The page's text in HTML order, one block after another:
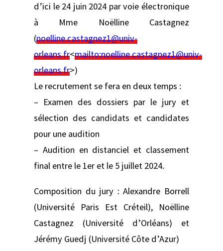
d’ici le 24 juin 2024 par voie électronique
à Mme Noëlline Castagnez
(noelline.castagnez1@univ-
orleans.fr<mailto:noelline.castagnez1@univ-
orleans.fr>)
Le recrutement se fera en deux temps :
– Examen des dossiers par le jury et
sélection des candidats et candidates
pour une audition
– Audition en distanciel et classement
final entre le 1er et le 5 juillet 2024.
Composition du jury : Alexandre Borrell
(Université Paris Est Créteil), Noëlline
Castagnez (Université d’Orléans) et
Jérémy Guedj (Université Côte d’Azur)